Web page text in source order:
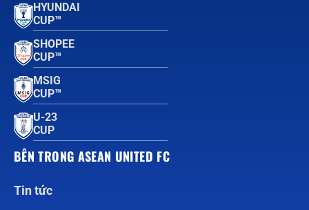
HYUNDAI
CUP™
SHOPEE
CUP™
MSIG
CUP™
U-23
CUP
BÊN TRONG ASEAN UNITED FC
Tin tức